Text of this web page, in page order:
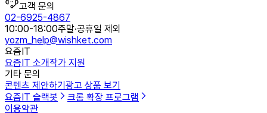
고객 문의
02-6925-4867
10:00-18:00주말·공휴일 제외
yozm_help@wishket.com
요즘IT
요즘IT 소개작가 지원
기타 문의
콘텐츠 제안하기 광고 상품 보기
요즘IT 슬랙봇
크롬 확장 프로그램
이용약관